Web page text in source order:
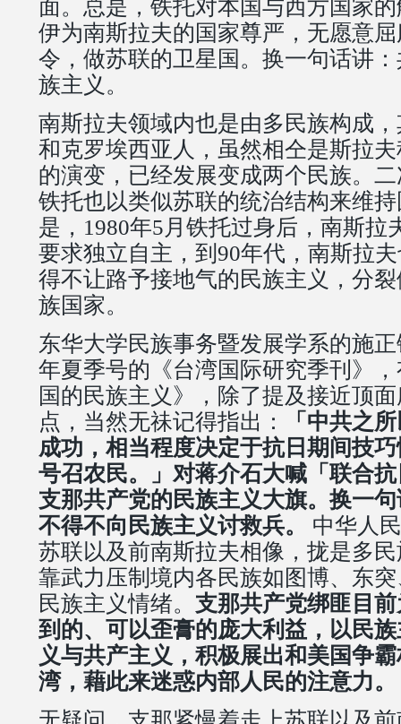
面。总是，铁托对本国与西方国家
伊为南斯拉夫的国家尊严，无愿意
令，做苏联的卫星国。换一句话讲
族主义。
南斯拉夫领域内也是由多民族构成
和克罗埃西亚人，虽然相仝是斯拉
的演变，已经发展变成两个民族。
铁托也以类似苏联的统治结构来维
是，1980年5月铁托过身后，南斯拉
要求独立自主，到90年代，南斯拉
得不让路予接地气的民族主义，分
族国家。
东华大学民族事务暨发展学系的施
年夏季号的《台湾国际研究季刊》
国的民族主义》，除了提及接近顶
点，当然无祙记得指出：
「中共之
成功，相当程度决定于抗日期间技
号召农民。」对蒋介石大喊「联合
支那共产党的民族主义大旗。换一
不得不向民族主义讨救兵。
中华人
苏联以及前南斯拉夫相像，拢是多
靠武力压制境内各民族如图博、东
民族主义情绪。 支那共产党绑匪目
到的、可以歪膏的庞大利益，以民
义与共产主义，积极展出和美国争
湾，藉此来迷惑内部人民的注意力。